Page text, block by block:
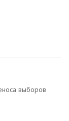
выборов